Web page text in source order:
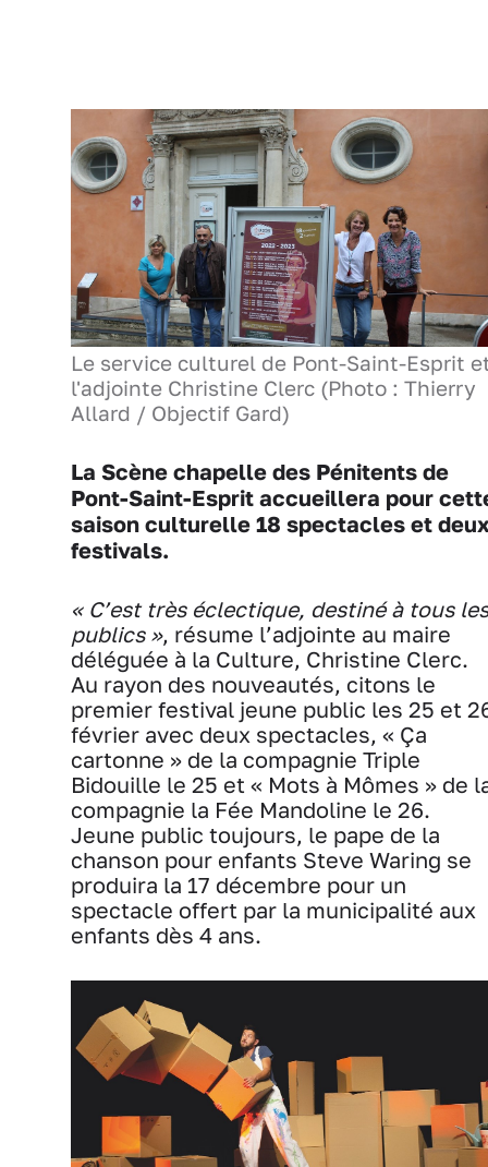
Le service culturel de Pont-Saint-Esprit
l'adjointe Christine Clerc (Photo : Thierry
Allard / Objectif Gard)
La Scène chapelle des Pénitents de
Pont-Saint-Esprit accueillera pour
saison culturelle 18 spectacles et
festivals.
« C’est très éclectique, destiné à tous les
publics », résume l’adjointe au maire
déléguée à la Culture, Christine Clerc.
Au rayon des nouveautés, citons le
premier festival jeune public les 25 et
février avec deux spectacles, « Ça
cartonne » de la compagnie Triple
Bidouille le 25 et « Mots à Mômes » de
compagnie la Fée Mandoline le 26.
Jeune public toujours, le pape de la
chanson pour enfants Steve Waring se
produira la 17 décembre pour un
spectacle offert par la municipalité aux
enfants dès 4 ans.